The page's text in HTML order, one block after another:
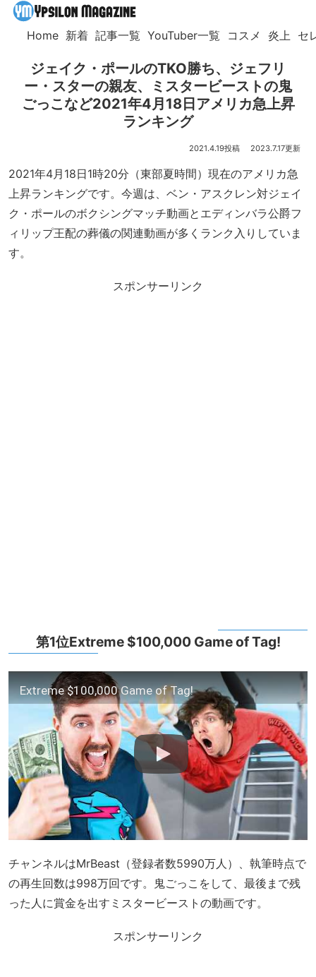
Home 新着 記事一覧 YouTuber一覧 コスメ 炎上 セ
ジェイク・ポールのTKO勝ち、ジェフリ
ー・スターの親友、ミスタービーストの鬼
ごっこなど2021年4月18日アメリカ急上昇
ランキング
2021.4.19 2023.7.17
2021年4月18日1時20分（東部夏時間）現在のアメリカ急
上昇ランキングです。今週は、ベン・アスクレン対ジェイ
ク・ポールのボクシングマッチ動画とエディンバラ公爵フ
ィリップ王配の葬儀の関連動画が多くランク入りしていま
す。
スポンサーリンク
第1位Extreme $100,000 Game of Tag!
Extreme $100,000 Game of Tag!
チャンネルはMrBeast（登録者数5990万人）、執筆時点で
の再生回数は998万回です。鬼ごっこをして、最後まで残
った人に賞金を出すミスタービーストの動画です。
スポンサーリンク